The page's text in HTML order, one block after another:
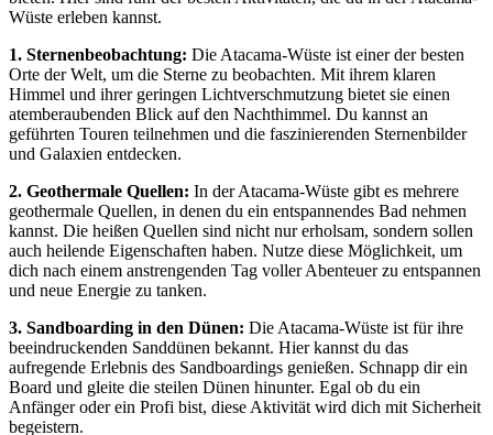
Wüste erleben kannst.
1. Sternenbeobachtung: Die Atacama-Wüste ist einer der besten
Orte der Welt, um die Sterne zu beobachten. Mit ihrem klaren
Himmel und ihrer geringen Lichtverschmutzung bietet sie einen
atemberaubenden Blick auf den Nachthimmel. Du kannst an
geführten Touren teilnehmen und die faszinierenden Sternenbilder
und Galaxien entdecken.
2. Geothermale Quellen: In der Atacama-Wüste gibt es mehrere
geothermale Quellen, in denen du ein entspannendes Bad nehmen
kannst. Die heißen Quellen sind nicht nur erholsam, sondern sollen
auch heilende Eigenschaften haben. Nutze diese Möglichkeit, um
dich nach einem anstrengenden Tag voller Abenteuer zu entspannen
und neue Energie zu tanken.
3. Sandboarding in den Dünen: Die Atacama-Wüste ist für ihre
beeindruckenden Sanddünen bekannt. Hier kannst du das
aufregende Erlebnis des Sandboardings genießen. Schnapp dir ein
Board und gleite die steilen Dünen hinunter. Egal ob du ein
Anfänger oder ein Profi bist, diese Aktivität wird dich mit Sicherheit
begeistern.